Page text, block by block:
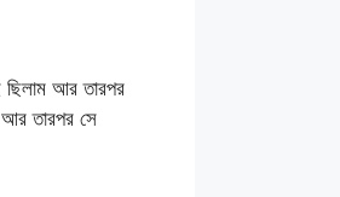
আর তারপর
তারপর সে